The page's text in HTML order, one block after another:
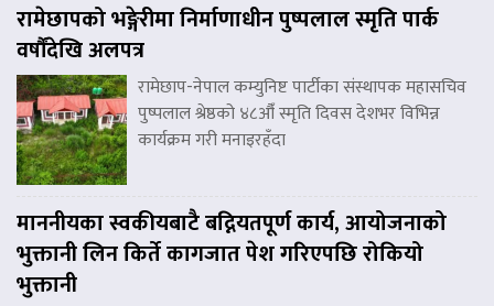
रामेछापको भङ्गेरीमा निर्माणाधीन पुष्पलाल स्मृति पार्क
वर्षौंदेखि अलपत्र
रामेछाप-नेपाल कम्युनिष्ट पार्टीका संस्थापक महासचिव
पुष्पलाल श्रेष्ठको ४८औँ स्मृति दिवस देशभर विभिन्न
कार्यक्रम गरी मनाइरहँदा
माननीयका स्वकीयबाटै बद्नियतपूर्ण कार्य, आयोजनाको
भुक्तानी लिन किर्ते कागजात पेश गरिएपछि रोकियो
भुक्तानी